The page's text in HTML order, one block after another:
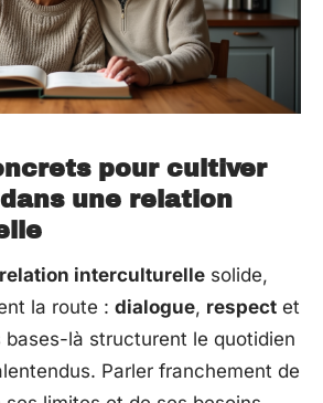
pour cultiver
dans une relation
relation interculturelle solide,
la route : dialogue, respect et
bases-là structurent le quotidien
Parler franchement de